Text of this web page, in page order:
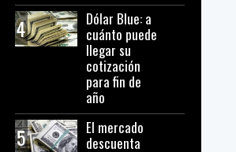
4
Dólar Blue: a
cuánto puede
llegar su
cotización
para fin de
año
5
El mercado
descuenta